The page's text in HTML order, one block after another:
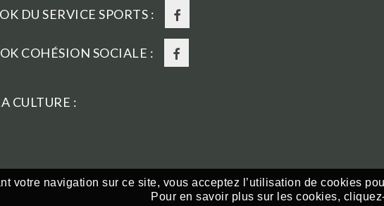
DU SERVICE SPORTS :
COHÉSION SOCIALE :
CULTURE :
votre navigation sur ce site, vous acceptez l’utilisation de cookies
Pour en savoir plus sur les cookies,